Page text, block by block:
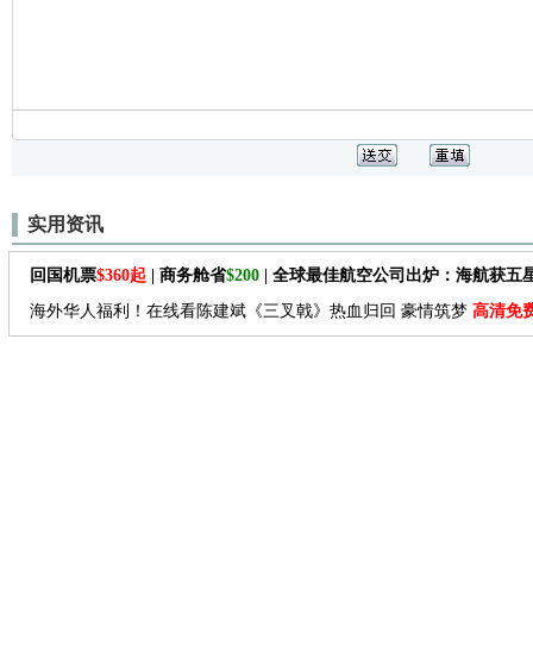
实用资讯
回国机票$360起 | 商务舱省$200 | 全球最佳航空公司出炉：海航获五
海外华人福利！在线看陈建斌《三叉戟》热血归回 豪情筑梦 高清免